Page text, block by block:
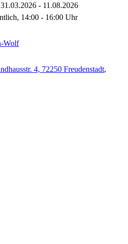
- 11.08.2026
14:00 - 16:00 Uhr
Wolf
4, 72250 Freudenstadt,